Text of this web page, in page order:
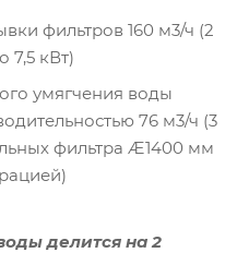
фильтров 160 м3/ч (2
7,5 кВт)
умягчения воды
76 м3/ч (3
фильтра Æ1400 мм
делится на 2